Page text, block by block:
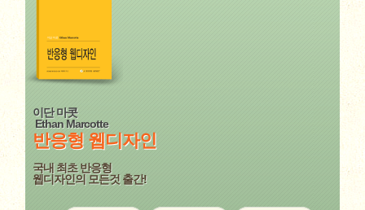
이단 마콧
Ethan Marcotte
반응형 웹디자인
국내 최초 반응형
웹디자인의 모든것 출간!